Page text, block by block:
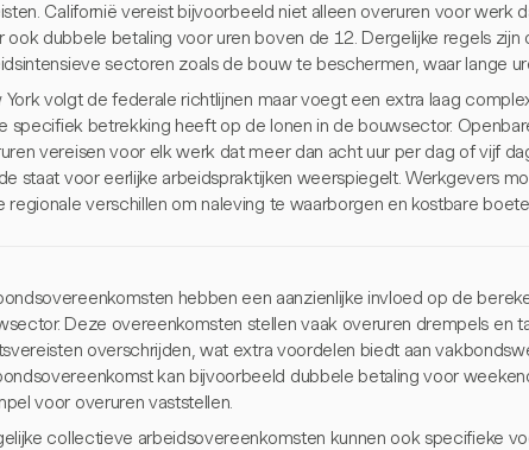
Californië vereist bijvoorbeeld niet alleen overuren voor werk
ook dubbele betaling voor uren boven de 12. Dergelijke regels
sectoren zoals de bouw te beschermen, waar lange
York volgt de federale richtlijnen maar voegt een extra laag
specifiek betrekking heeft op de lonen in de bouwsector.
vereisen voor elk werk dat meer dan acht uur per dag of vijf
staat voor eerlijke arbeidspraktijken weerspiegelt. Werkgevers
regionale verschillen om naleving te waarborgen en kostbare
hebben een aanzienlijke invloed op de
Deze overeenkomsten stellen vaak overuren drempels en
overschrijden, wat extra voordelen biedt aan
kan bijvoorbeeld dubbele betaling voor
voor overuren vaststellen.
collectieve arbeidsovereenkomsten kunnen ook specifieke